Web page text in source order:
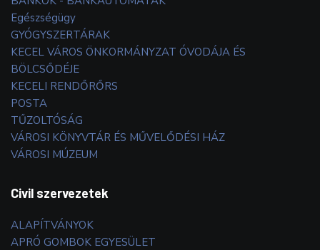
Egészségügy
GYÓGYSZERTÁRAK
KECEL VÁROS ÖNKORMÁNYZAT ÓVODÁJA ÉS
BÖLCSŐDÉJE
KECELI RENDŐRŐRS
POSTA
TŰZOLTÓSÁG
VÁROSI KÖNYVTÁR ÉS MŰVELŐDÉSI HÁZ
VÁROSI MÚZEUM
Civil szervezetek
ALAPÍTVÁNYOK
APRÓ GOMBOK EGYESÜLET